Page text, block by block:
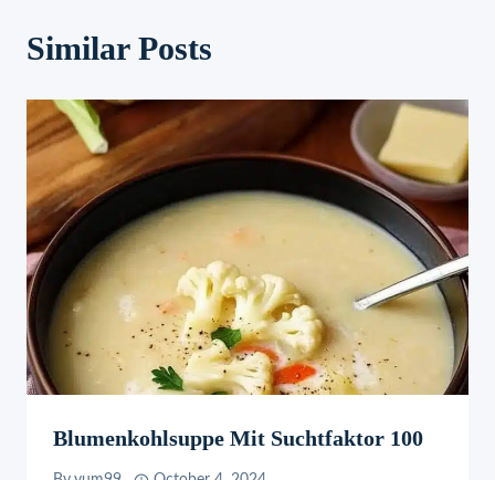
Similar Posts
Blumenkohlsuppe Mit Suchtfaktor 100